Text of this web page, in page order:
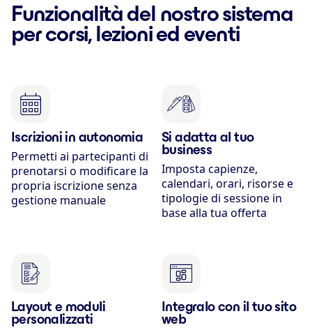
Funzionalità del nostro sistema
per corsi, lezioni ed eventi
Iscrizioni in autonomia
Permetti ai partecipanti di
prenotarsi o modificare la
propria iscrizione senza
gestione manuale
Si adatta al tuo
business
Imposta capienze,
calendari, orari, risorse e
tipologie di sessione in
base alla tua offerta
Layout e moduli
personalizzati
Integralo con il tuo sito
web